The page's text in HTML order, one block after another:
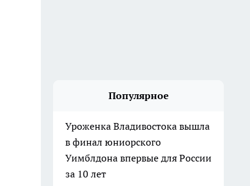
Популярное
Уроженка Владивостока вышла
в финал юниорского
Уимблдона впервые для России
за 10 лет